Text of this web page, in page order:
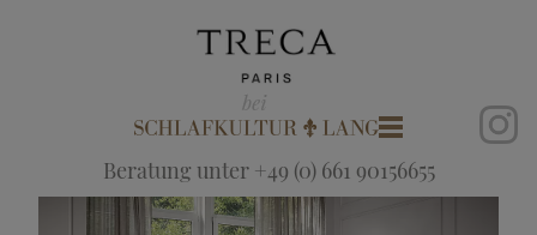
Beratung unter +49 (0) 661 90156655